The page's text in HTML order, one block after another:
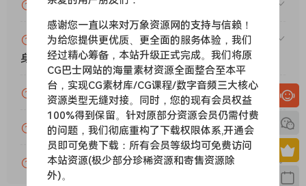
loud, ff-esque dynamic with heavily slurred legatos. You
can trigger even more dramatic portamento legatos by
playing hard velocities on certain idiomatic intervals. In
addition, this release also has same-note bow-change
repetition samples which can be triggered by repeating
notes with the sustain pedal pressed down.
The library continues along the lines of the unfolding Con
Moto series with ‘active-bow’ sustains and legatos
recorded con moto (with motion). The latter is here
expanded upon with a ‘pitch-memory’ adaptation, which
helps minimize a musician’s susceptibility to timbral
VIP资源或免费资源能否做为商业用途？
赞助包月VIP（或包年VIP）后能升级包年（或终
身VIP）吗？
为什么付款了未开通VIP会员？
账号可以分享或者借给别人用吗？
VIP会员剩余时间查询？
感谢您一直以来对万象资源网的支持与信赖！
为给您提供更优质、更全面的服务体验，我们
经过精心筹备，本站升级正式完成。我们将原
CG巴士网站的海量素材资源全面整合至本平
台，实现CG素材库/CG课程/数字音频三大核心
资源类型无缝对接。同时，您的现有会员权益
100%得到保留。针对原部分资源会员仍需付费
的问题，我们彻底重构了下载权限体系,开通会
员即可免费下载：所有会员等级均可免费访问
本站资源(极少部分珍稀资源和寄售资源除
外)。